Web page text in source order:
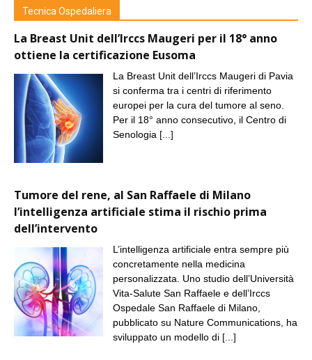
Tecnica Ospedaliera
La Breast Unit dell’Irccs Maugeri per il 18° anno
ottiene la certificazione Eusoma
La Breast Unit dell’Irccs Maugeri di Pavia
si conferma tra i centri di riferimento
europei per la cura del tumore al seno.
Per il 18° anno consecutivo, il Centro di
Senologia [...]
Tumore del rene, al San Raffaele di Milano
l’intelligenza artificiale stima il rischio prima
dell’intervento
L’intelligenza artificiale entra sempre più
concretamente nella medicina
personalizzata. Uno studio dell’Università
Vita-Salute San Raffaele e dell’Irccs
Ospedale San Raffaele di Milano,
pubblicato su Nature Communications, ha
sviluppato un modello di [...]